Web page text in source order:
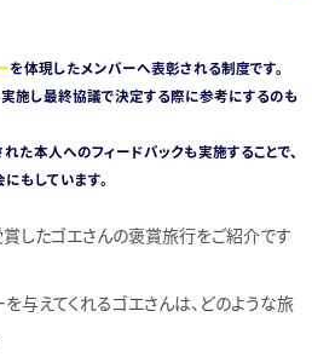
を体現したメンバーへ表彰される制度です。
施し最終協議で決定する際に参考にするのも
た本人へのフィードバックも実施することで、
もしています。
したゴエさんの褒賞旅行をご紹介です
与えてくれるゴエさんは、どのような旅